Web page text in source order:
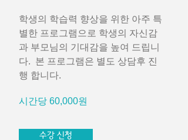
학생의 학습력 향상을 위한 아주 특
별한 프로그램으로 학생의 자신감
과 부모님의 기대감을 높여 드립니
다. 본 프로그램은 별도 상담후 진
행 합니다.
시간당 60,000원
수강 신청